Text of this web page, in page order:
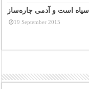
سیاه است و آدمی چاره‌ساز
19 September 2015